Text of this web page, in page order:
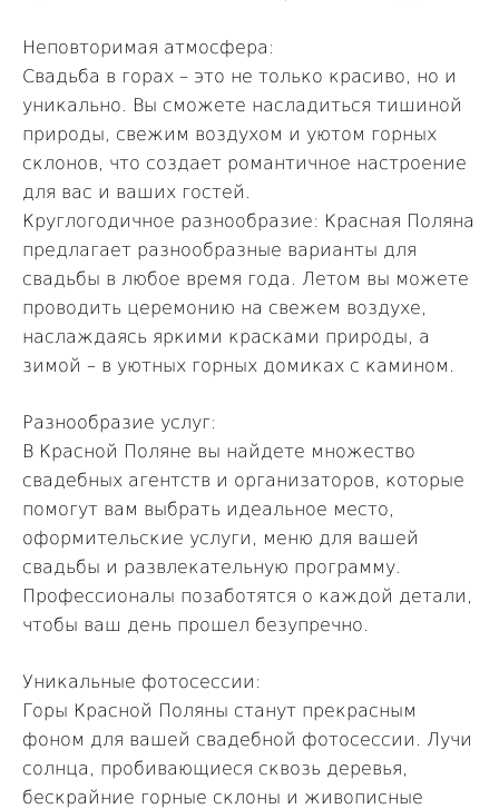
Неповторимая атмосфера:
Свадьба в горах – это не только красиво, но и
уникально. Вы сможете насладиться тишиной
природы, свежим воздухом и уютом горных
склонов, что создает романтичное настроение
для вас и ваших гостей.
Круглогодичное разнообразие: Красная Поляна
предлагает разнообразные варианты для
свадьбы в любое время года. Летом вы можете
проводить церемонию на свежем воздухе,
наслаждаясь яркими красками природы, а
зимой – в уютных горных домиках с камином.
Разнообразие услуг:
В Красной Поляне вы найдете множество
свадебных агентств и организаторов, которые
помогут вам выбрать идеальное место,
оформительские услуги, меню для вашей
свадьбы и развлекательную программу.
Профессионалы позаботятся о каждой детали,
чтобы ваш день прошел безупречно.
Уникальные фотосессии:
Горы Красной Поляны станут прекрасным
фоном для вашей свадебной фотосессии. Лучи
солнца, пробивающиеся сквозь деревья,
бескрайние горные склоны и живописные